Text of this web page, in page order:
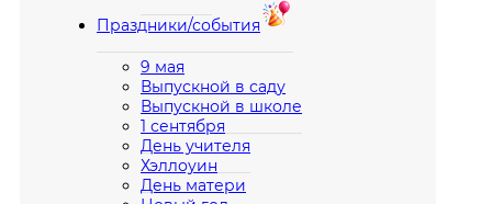
Праздники/события
9 мая
Выпускной в саду
Выпускной в школе
1 сентября
День учителя
Хэллоуин
День матери